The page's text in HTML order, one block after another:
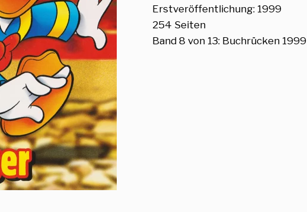
Erstveröffentlichung: 1999
254 Seiten
Band 8 von 13: Buchrücken 1999